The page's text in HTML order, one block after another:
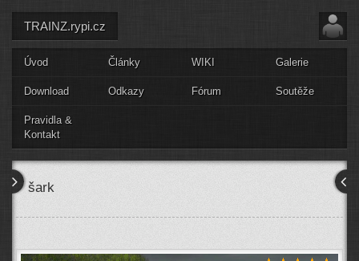
TRAINZ.rypi.cz
Úvod Články WIKI Galerie
Download Odkazy Fórum Soutěže
Pravidla &
Kontakt
šark